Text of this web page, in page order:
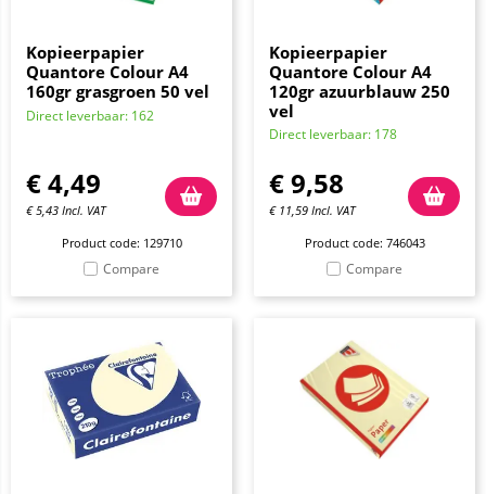
Kopieerpapier
Quantore Colour A4
160gr grasgroen 50 vel
Direct leverbaar: 162
€4,49
€5,43 Incl. VAT
Product code: 129710
Compare
Kopieerpapier
Quantore Colour A4
120gr azuurblauw 250
vel
Direct leverbaar: 178
€9,58
€ 11,59 Incl. VAT
Product code: 746043
Compare